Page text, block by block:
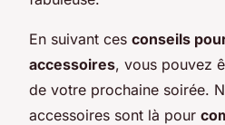
En suivant ces conseils
accessoires, vous pouvez
de votre prochaine soirée.
accessoires sont là pour